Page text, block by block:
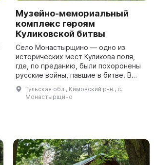
Музейно-мемориальный
комплекс героям
Куликовской битвы
Село Монастырщино — одно из
исторических мест Куликова поля,
где, по преданию, были похоронены
русские войны, павшие в битве. В
радиусе одного километра находится
место слияния рек Непрядвы и Дона,
Тульская обл., Кимовский р-н., с.
Монастырщино